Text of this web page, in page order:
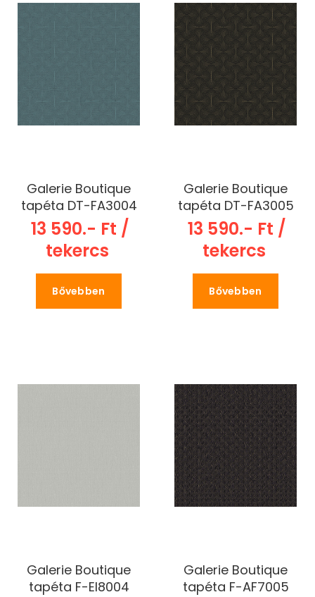
Galerie Boutique
tapéta DT-FA3004
13 590.- Ft /
tekercs
Bővebben
Galerie Boutique
tapéta DT-FA3005
13 590.- Ft /
tekercs
Bővebben
Galerie Boutique
tapéta F-EI8004
Galerie Boutique
tapéta F-AF7005